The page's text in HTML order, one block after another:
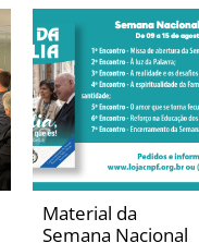
Material da
Semana Nacional